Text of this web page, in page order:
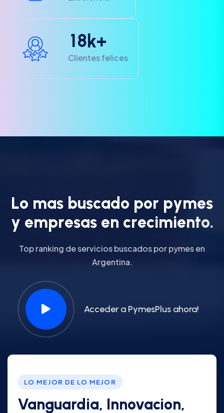
18k+
Clientes felices
Lo mas buscado por pymes
y empresas en crecimiento.
Top ranking de servicios buscados por pymes en
Argentina.
Acceder a PymesPlus ahora!
LO MEJOR DE LO MEJOR
Vanguardia, Innovacion,